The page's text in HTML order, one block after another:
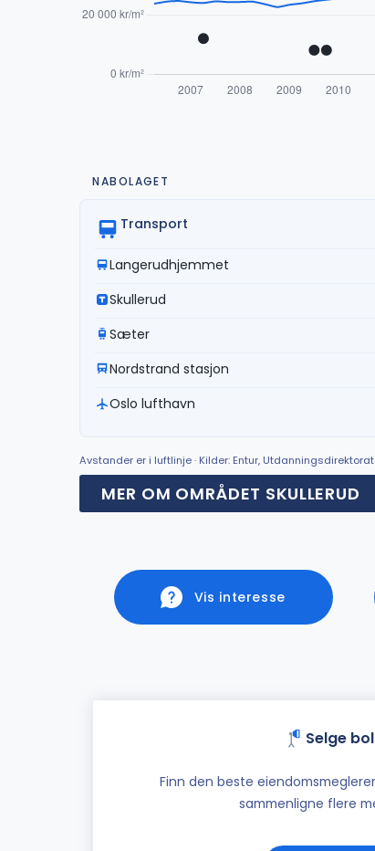
NABOLAGET
Transport
Langerudhjemmet
Skullerud
Sæter
Nordstrand stasjon
Oslo lufthavn
Avstander er i luftlinje · Kilder: Entur,
MER OM OMRÅDET SKULLERUD
Vis interesse
Selge
Finn den beste
sammenligne flere